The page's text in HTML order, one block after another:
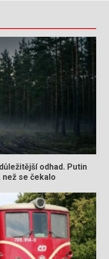
odhad. Putin
než se čekalo